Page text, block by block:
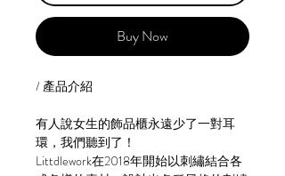
Buy Now
/ 產品介紹
有人說女生的飾品櫃永遠少了一對耳
環，我們聽到了！
Littdlework在2018年開始以刺繡結合各